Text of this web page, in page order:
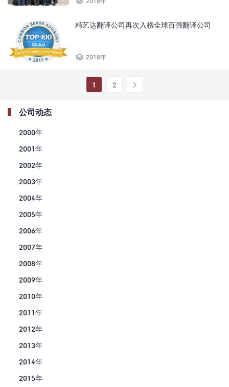
精艺达翻译公司再次入榜全球百强翻译公司
 2018年
1 2 
公司动态
2000年
2001年
2002年
2003年
2004年
2005年
2006年
2007年
2008年
2009年
2010年
2011年
2012年
2013年
2014年
2015年